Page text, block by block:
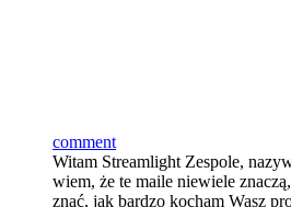
comment
Witam Streamlight Zespole,
wiem, że te maile niewiele
znać, jak bardzo kocham Wasz